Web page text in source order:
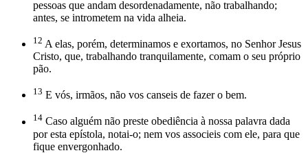
pessoas que andam desordenadamente, não trabalhando;
antes, se intrometem na vida alheia.
12 A elas, porém, determinamos e exortamos, no Senhor Jesus
Cristo, que, trabalhando tranquilamente, comam o seu próprio
pão.
13 E vós, irmãos, não vos canseis de fazer o bem.
14 Caso alguém não preste obediência à nossa palavra dada
por esta epístola, notai-o; nem vos associeis com ele, para que
fique envergonhado.